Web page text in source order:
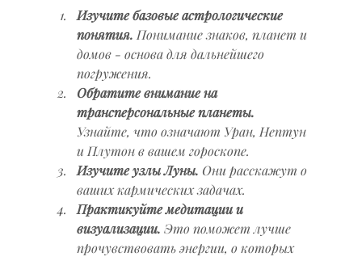
Изучите базовые астрологические
понятия. Понимание знаков, планет и
домов - основа для дальнейшего
погружения.
Обратите внимание на
трансперсональные планеты.
Узнайте, что означают Уран, Нептун
и Плутон в вашем гороскопе.
Изучите узлы Луны. Они расскажут о
ваших кармических задачах.
Практикуйте медитации и
визуализации. Это поможет лучше
прочувствовать энергии, о которых